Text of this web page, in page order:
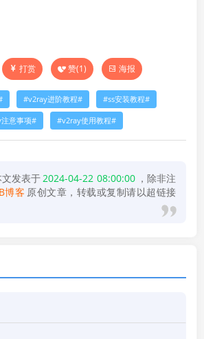
打赏 赞(1) 海报
v2ray进阶教程 ss安装教程
意事项 v2ray使用教程
发表于2024-04-22 08:00:00 ，除非注
博客 原创文章，转载或复制请以超链接